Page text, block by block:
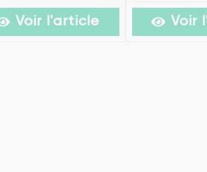
Voir l'article Voir